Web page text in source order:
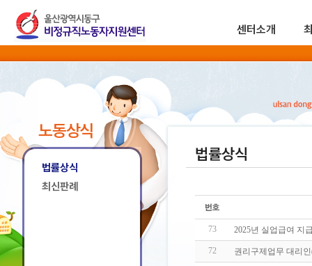
센터소개
노동상식
법률상식
최신판례
법률상식
73 2025년 실업급여 지
72 권리구제업무 대리